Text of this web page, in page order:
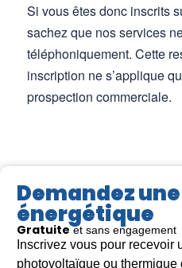
Si vous êtes donc inscrits
sachez que nos services
téléphoniquement. Cette
inscription ne s’applique
prospection commerciale.
Demandez
énergétique
Gratuiteet sans engagement
Inscrivez vous pour recevoir
photovoltaïque ou thermique